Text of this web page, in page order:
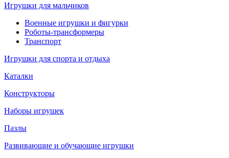
Игрушки для мальчиков
Военные игрушки и фигурки
Роботы-трансформеры
Транспорт
Игрушки для спорта и отдыха
Каталки
Конструкторы
Наборы игрушек
Пазлы
Развивающие и обучающие игрушки